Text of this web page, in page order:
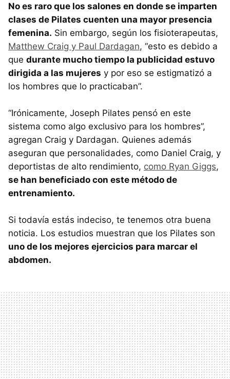
No es raro que los salones en donde se imparten
clases de Pilates cuenten una mayor presencia
femenina. Sin embargo, según los fisioterapeutas,
Matthew Craig y Paul Dardagan, “esto es debido a
que durante mucho tiempo la publicidad estuvo
dirigida a las mujeres y por eso se estigmatizó a
los hombres que lo practicaban”.
“Irónicamente, Joseph Pilates pensó en este
sistema como algo exclusivo para los hombres”,
agregan Craig y Dardagan. Quienes además
aseguran que personalidades, como Daniel Craig, y
deportistas de alto rendimiento, como Ryan Giggs,
se han beneficiado con este método de
entrenamiento.
Si todavía estás indeciso, te tenemos otra buena
noticia. Los estudios muestran que los Pilates son
uno de los mejores ejercicios para marcar el
abdomen.